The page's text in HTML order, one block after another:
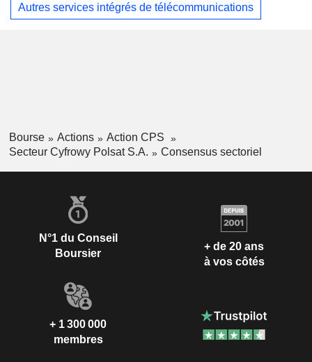
Autres services intégrés de télécommunications
Bourse Actions
Action CPS
Secteur Cyfrowy Polsat S.A.
Consensus sectoriel
N°1 du Conseil
Boursier
+ de 20 ans
à vos côtés
+ 1 300 000
membres